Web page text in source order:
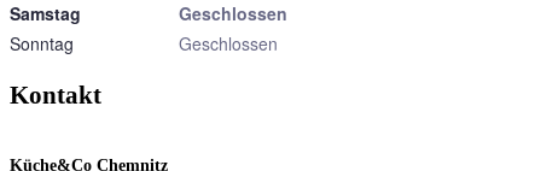
Samstag
Geschlossen
Sonntag
Geschlossen
Kontakt
Küche&Co Chemnitz